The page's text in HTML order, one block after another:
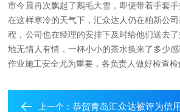
市今晨再次飘起了鹅毛大雪，即便带着手套手
在这样寒冷的天气下，汇众达人仍在柏新公司
程，公司也在经理的安排下及时给他们送去了
地无情人有情，一杯小小的茶水换来了多少
作业施工安全尤为重要，各负责人做好检查检
上一个：恭贺青岛汇众达被评为信